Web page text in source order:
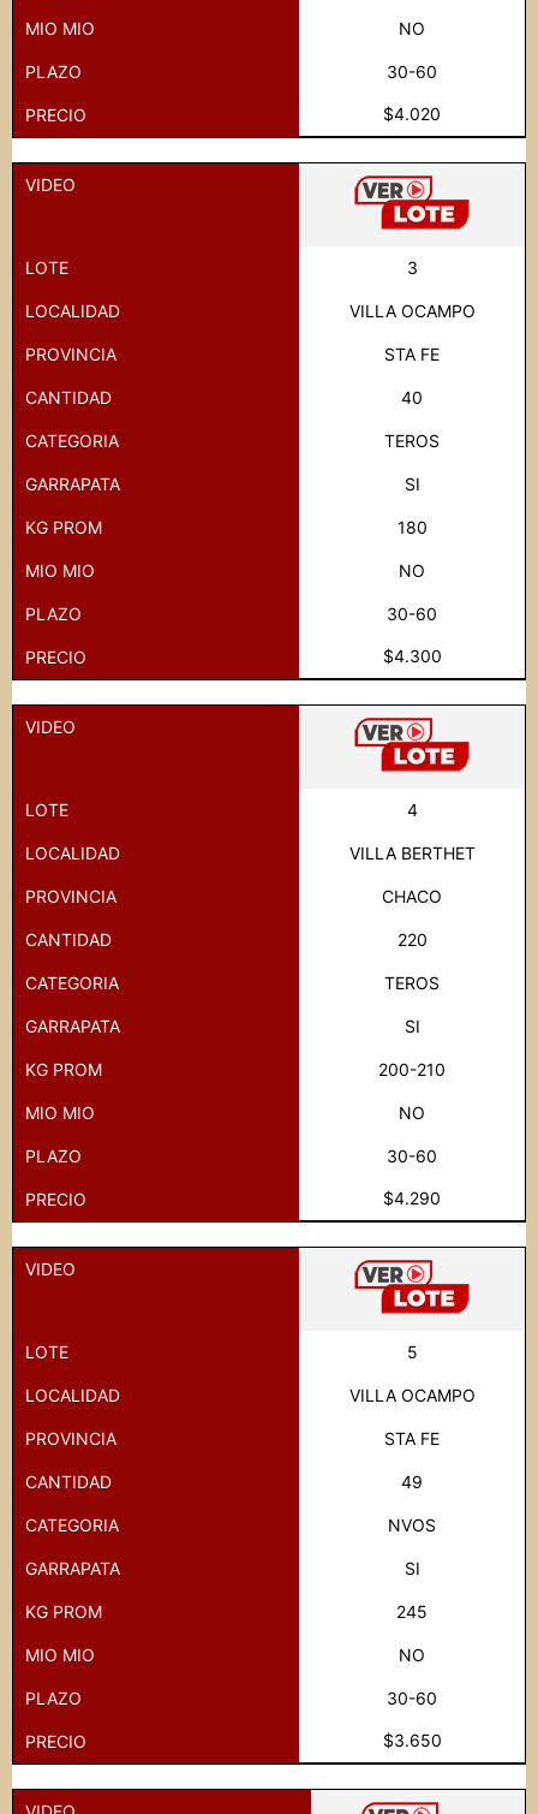
MIO MIO NO
PLAZO 30-60
PRECIO $4.020
VIDEO
LOTE 3
LOCALIDAD VILLA OCAMPO
PROVINCIA STA FE
CANTIDAD 40
CATEGORIA TEROS
GARRAPATA SI
KG PROM 180
MIO MIO NO
PLAZO 30-60
PRECIO $4.300
VIDEO
LOTE 4
LOCALIDAD VILLA BERTHET
PROVINCIA CHACO
CANTIDAD 220
CATEGORIA TEROS
GARRAPATA SI
KG PROM 200-210
MIO MIO NO
PLAZO 30-60
PRECIO $4.290
VIDEO
LOTE 5
LOCALIDAD VILLA OCAMPO
PROVINCIA STA FE
CANTIDAD 49
CATEGORIA NVOS
GARRAPATA SI
KG PROM 245
MIO MIO NO
PLAZO 30-60
PRECIO $3.650